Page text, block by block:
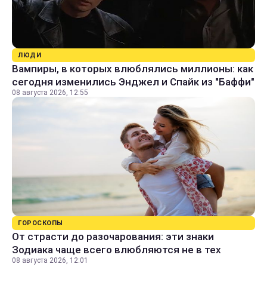
ЛЮДИ
Вампиры, в которых влюблялись миллионы: как
сегодня изменились Энджел и Спайк из "Баффи"
08 августа 2026, 12:55
ГОРОСКОПЫ
От страсти до разочарования: эти знаки
Зодиака чаще всего влюбляются не в тех
08 августа 2026, 12:01